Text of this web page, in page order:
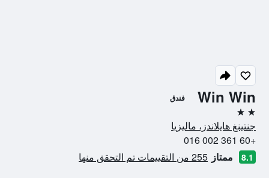
Win Win فندق
2 نجمتين
جنتينغ هايلاندز، ماليزيا
+60 361 002 016
8.1 ممتاز 255 من التقييمات تم التحقق منها